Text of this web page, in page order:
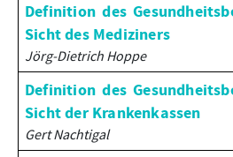
Definition des
Sicht des Mediziners
Jörg-Dietrich Hoppe
Definition des
Sicht der Krankenkassen
Gert Nachtigal